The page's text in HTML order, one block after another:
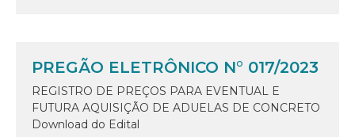
PREGÃO ELETRÔNICO N° 017/2023
REGISTRO DE PREÇOS PARA EVENTUAL E
FUTURA AQUISIÇÃO DE ADUELAS DE CONCRETO
Download do Edital